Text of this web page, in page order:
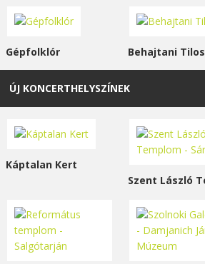
Gépfolklór Behajtani Tilos
ÚJ KONCERTHELYSZÍNEK
Káptalan Kert